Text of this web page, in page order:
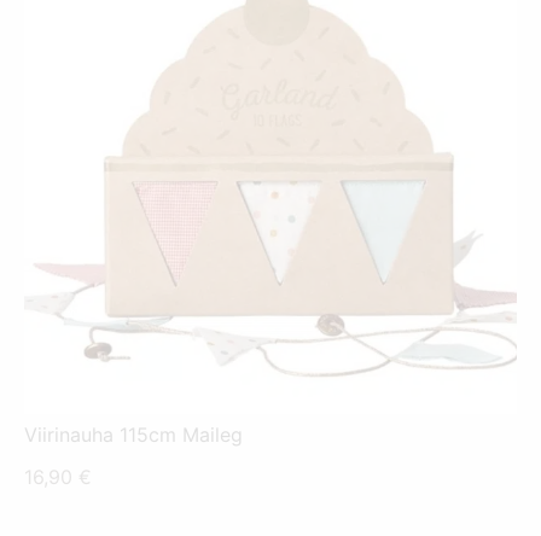
Viirinauha 115cm Maileg
16,90 €